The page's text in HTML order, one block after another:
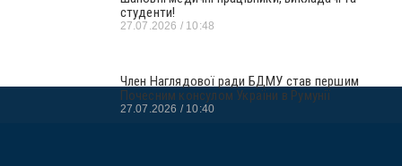
студенти!
27.07.2026 10:48
Член Наглядової ради БДМУ став першим
Почесним консулом України в Румунії
27.07.2026 10:40